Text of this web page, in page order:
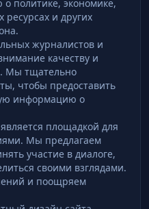
политике, экономике,
ресурсах и других
журналистов и
качеству и
Мы тщательно
чтобы предоставить
информацию о
площадкой для
Мы предлагаем
участие в диалоге,
своими взглядами.
и поощряем